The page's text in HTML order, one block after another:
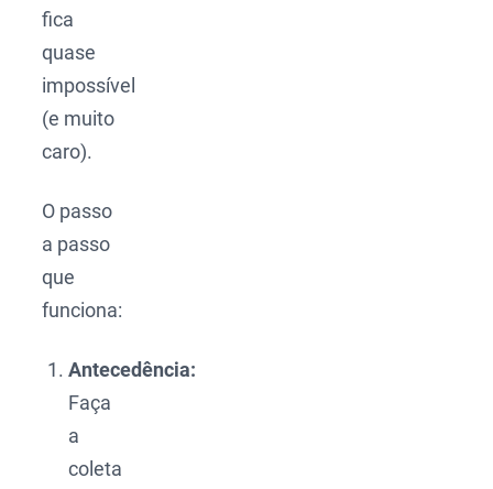
fica
quase
impossível
(e muito
caro).
O passo
a passo
que
funciona:
Antecedência:
Faça
a
coleta